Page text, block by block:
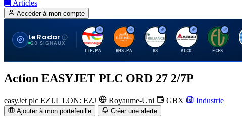
Articles
Accéder à mon compte
Le Radar
20 SIGNAUX
T
TTE.PA
H
RMS.PA
R
RS
A
AGCO
F
FCFS
Action EASYJET PLC ORD 27 2/7P
easyJet plc EZJ.L LON: EZJ Royaume-Uni GBX Industrie
Ajouter à mon portefeuille Créer une alerte